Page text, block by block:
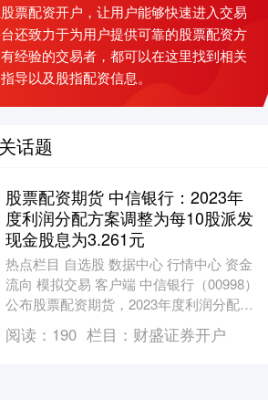
票配资开户，让用户能够快速进入交易
还致力于为用户提供可靠的股票配资方
经验的交易者，都可以在这里找到相关
导以及股指配资信息。
话题
股票配资期货 中信银行：2023年
度利润分配方案调整为每10股派发
现金股息为3.261元
热点栏目 自选股 数据中心 行情中心 资金
流向 模拟交易 客户端 中信银行（00998）
公布股票配资期货，2023年度利润分配方
案调整为每10股派发现金股息为人....
阅读： 190 栏目： 财盛证券开户